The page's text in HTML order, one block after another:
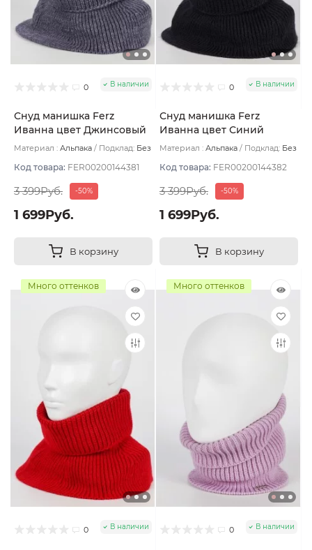
0 В наличии
Снуд манишка Ferz
Иванна цвет Джинсовый
Материал : Альпака Подклад: Без
Код товара: FER00200144381
3 399Руб. -50%
1 699Руб.
В корзину
0 В наличии
Снуд манишка Ferz
Иванна цвет Синий
тёмный
Материал : Альпака Подклад: Без
Код товара: FER00200144382
3 399Руб. -50%
1 699Руб.
В корзину
Много оттенков
0 В наличии
Много оттенков
0 В наличии